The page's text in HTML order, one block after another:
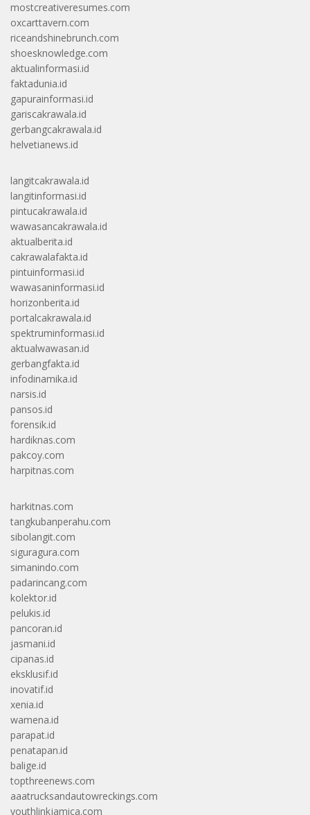
mostcreativeresumes.com
oxcarttavern.com
riceandshinebrunch.com
shoesknowledge.com
aktualinformasi.id
faktadunia.id
gapurainformasi.id
gariscakrawala.id
gerbangcakrawala.id
helvetianews.id
langitcakrawala.id
langitinformasi.id
pintucakrawala.id
wawasancakrawala.id
aktualberita.id
cakrawalafakta.id
pintuinformasi.id
wawasaninformasi.id
horizonberita.id
portalcakrawala.id
spektruminformasi.id
aktualwawasan.id
gerbangfakta.id
infodinamika.id
narsis.id
pansos.id
forensik.id
hardiknas.com
pakcoy.com
harpitnas.com
harkitnas.com
tangkubanperahu.com
sibolangit.com
siguragura.com
simanindo.com
padarincang.com
kolektor.id
pelukis.id
pancoran.id
jasmani.id
cipanas.id
eksklusif.id
inovatif.id
xenia.id
wamena.id
parapat.id
penatapan.id
balige.id
topthreenews.com
aaatrucksandautowreckings.com
youthlinkjamica.com